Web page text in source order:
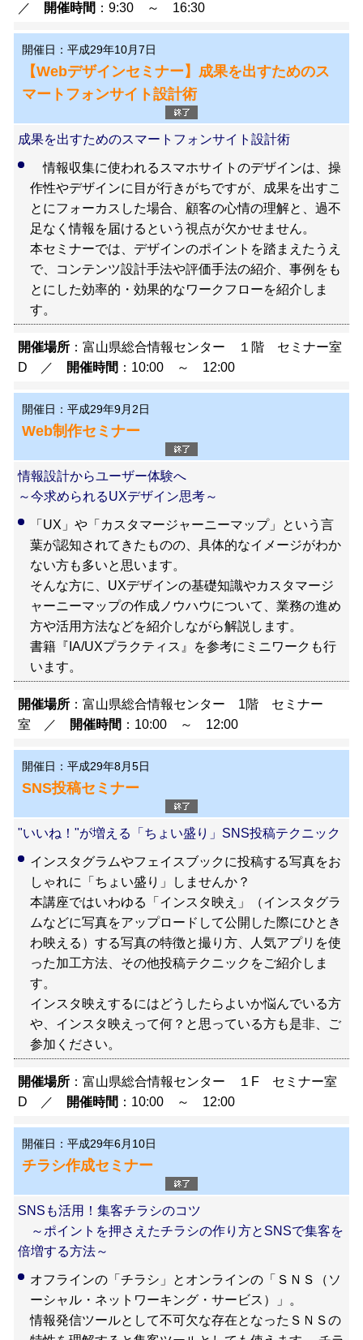
／
開催時間 ：9:30 ～ 16:30
開催日：平成29年10月7日
【Webデザインセミナー】成果を出すためのス
マートフォンサイト設計術
成果を出すためのスマートフォンサイト設計術
情報収集に使われるスマホサイトのデザインは、操
作性やデザインに目が行きがちですが、成果を出すこ
とにフォーカスした場合、顧客の心情の理解と、過不
足なく情報を届けるという視点が欠かせません。
本セミナーでは、デザインのポイントを踏まえたうえ
で、コンテンツ設計手法や評価手法の紹介、事例をも
とにした効率的・効果的なワークフローを紹介しま
す。
開催場所 ：富山県総合情報センター １階 セミナー室
D ／
開催時間 ：10:00 ～ 12:00
開催日：平成29年9月2日
Web制作セミナー
情報設計からユーザー体験へ
～今求められるUXデザイン思考～
「UX」や「カスタマージャーニーマップ」という言
葉が認知されてきたものの、具体的なイメージがわか
ない方も多いと思います。
そんな方に、UXデザインの基礎知識やカスタマージ
ャーニーマップの作成ノウハウについて、業務の進め
方や活用方法などを紹介しながら解説します。
書籍『IA/UXプラクティス』を参考にミニワークも行
います。
開催場所 ：富山県総合情報センター 1階 セミナー
室 ／
開催時間 ：10:00 ～ 12:00
開催日：平成29年8月5日
SNS投稿セミナー
"いいね！"が増える「ちょい盛り」SNS投稿テクニック
インスタグラムやフェイスブックに投稿する写真をお
しゃれに「ちょい盛り」しませんか？
本講座ではいわゆる「インスタ映え」（インスタグラ
ムなどに写真をアップロードして公開した際にひとき
わ映える）する写真の特徴と撮り方、人気アプリを使
った加工方法、その他投稿テクニックをご紹介しま
す。
インスタ映えするにはどうしたらよいか悩んでいる方
や、インスタ映えって何？と思っている方も是非、ご
参加ください。
開催場所 ：富山県総合情報センター １F セミナー室
D ／
開催時間 ：10:00 ～ 12:00
開催日：平成29年6月10日
チラシ作成セミナー
SNSも活用！集客チラシのコツ
～ポイントを押さえたチラシの作り方とSNSで集客を
倍増する方法～
オフラインの「チラシ」とオンラインの「ＳＮＳ（ソ
ーシャル・ネットワーキング・サービス）」。
情報発信ツールとして不可欠な存在となったＳＮＳの